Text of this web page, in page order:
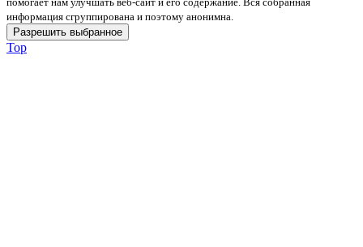
информация сгруппирована и поэтому анонимна.
Top